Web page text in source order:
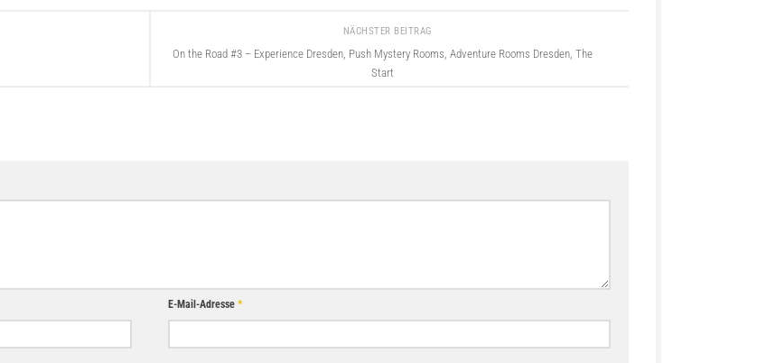
NÄCHSTER BEITRAG
On the Road #3 – Experience Dresden, Push Mystery Rooms, Adventure Rooms Dresden, The
Start
E-Mail-Adresse*